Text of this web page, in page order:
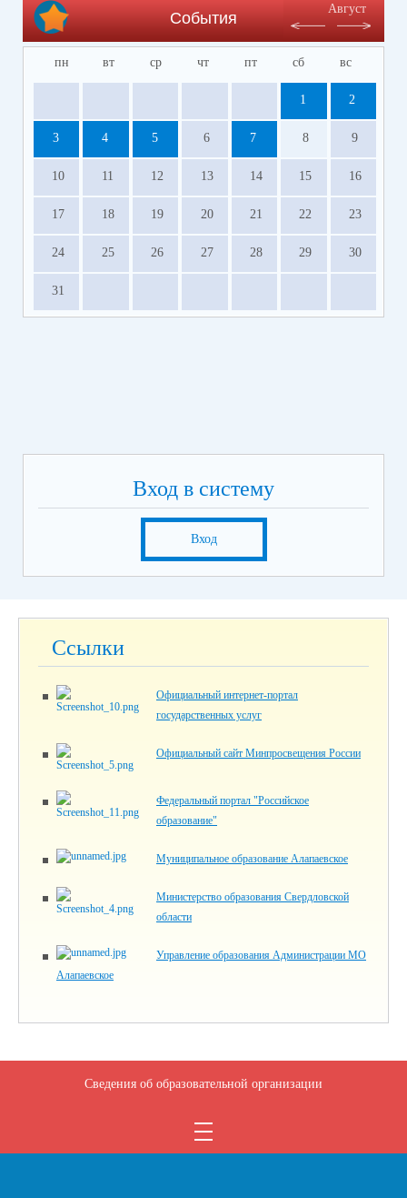
События
Август
пн вт ср чт пт сб вс
1 2
3 4 5 6 7 8 9
10 11 12 13 14 15 16
17 18 19 20 21 22 23
24 25 26 27 28 29 30
31
Вход в систему
Вход
Ссылки
Официальный интернет-портал
государственных услуг
Официальный сайт Минпросвещения России
Федеральный портал "Российское
образование"
Муниципальное образование Алапаевское
Министерство образования Свердловской
области
Управление образования Администрации МО
Алапаевское
Сведения об образовательной организации